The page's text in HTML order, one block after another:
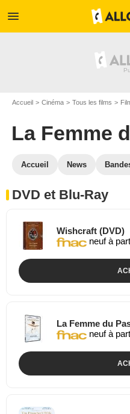
menu
Accueil Cinéma Tous les films
La Femme
Accueil News
DVD et Blu-Ray
Wishcraft (DVD)
neuf à
La Femme du
neuf à